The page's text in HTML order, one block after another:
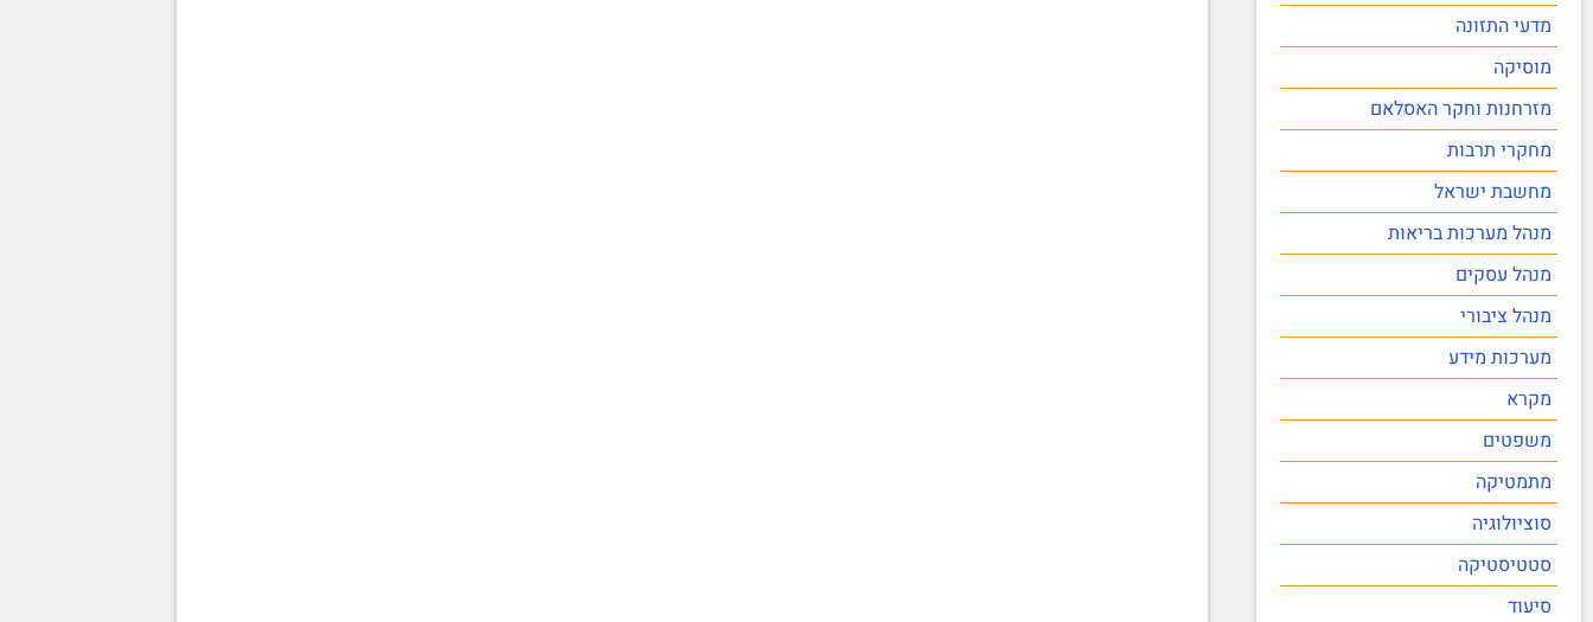
מדעי התזונה
מוסיקה
מזרחנות וחקר האסלאם
מחקרי תרבות
מחשבת ישראל
מנהל מערכות בריאות
מנהל עסקים
מנהל ציבורי
מערכות מידע
מקרא
משפטים
מתמטיקה
סוציולוגיה
סטטיסטיקה
סיעוד